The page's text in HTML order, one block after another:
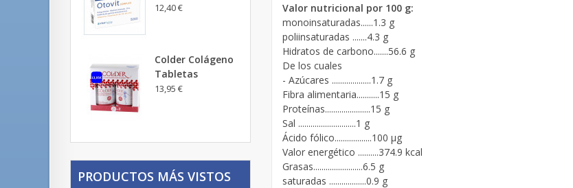
12,40 €
Colder Colágeno
Tabletas
13,95 €
PRODUCTOS MÁS VISTOS
Valor nutricional por 100 g:
monoinsaturadas......1.3 g
poliinsaturadas .......4.3 g
Hidratos de carbono.......56.6 g
De los cuales
- Azúcares ...................1.7 g
Fibra alimentaria...........15 g
Proteínas......................15 g
Sal ............................1 g
Ácido fólico..................100 µg
Valor energético ..........374.9 kcal
Grasas........................6.5 g
saturadas ..................0.9 g